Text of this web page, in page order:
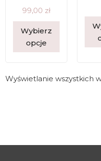
99,00 zł
Wybierz
opcje
Wyświetlanie wszystkich